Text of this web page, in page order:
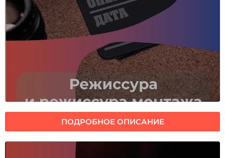
ПОДРОБНОЕ ОПИСАНИЕ